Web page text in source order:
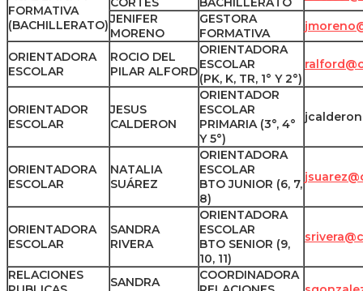
FORMATIVA
(BACHILLERATO)JENIFER
MORENO
GESTORA
FORMATIVA
ORIENTADORA
ESCOLAR
ROCIO DEL
PILAR ALFORD
ORIENTADORA
ESCOLAR
(PK, K, TR, 1° Y 2°)
ORIENTADOR
ESCOLAR
JESUS
CALDERON
ORIENTADOR
ESCOLAR
PRIMARIA (3°, 4°
Y 5°)
ORIENTADORA
ESCOLAR
NATALIA
SUÁREZ
ORIENTADORA
ESCOLAR
BTO JUNIOR (6, 7,
8)
ORIENTADORA
ESCOLAR
SANDRA
RIVERA
ORIENTADORA
ESCOLAR
BTO SENIOR (9,
10, 11)
RELACIONES
SANDRA
COORDINADORA